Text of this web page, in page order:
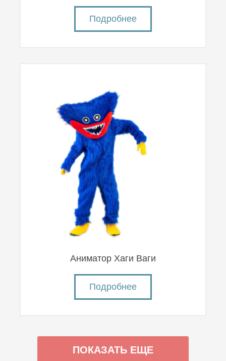
Подробнее
Аниматор Хаги Ваги
Подробнее
ПОКАЗАТЬ ЕЩЕ